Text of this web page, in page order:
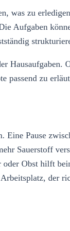
was zu
Aufgaben
Hausaufgaben.
passend zu
Pause
Sauerstoff
Obst hilft
der